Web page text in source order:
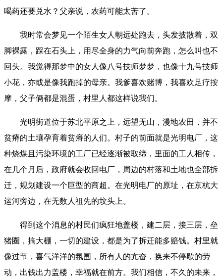
喝药还要兑水？父亲说，农药可能太苦了。
我时常会梦见一个陌生女人朝远处跑去，头发披散着，双
脚裸露，踩在石头上，用尽全身的力气向前奔跑，怎么叫也不
回头。我觉得那梦中的女人像八号技师梦梦，也像十九号技师
小花，亦或是像我跑掉的母亲。我爹喜欢赌博，我喜欢足疗按
摩，父子俩都是混蛋，村里人都这样说我们。
光明街道位于苏北平原之上，远望无山，漫地农田，并不
贫瘠的土壤孕育着贫瘠的人们。村子的前面就是光明电厂，这
种烧煤且污染环境的工厂已经逐渐被取缔，里面的工人相传，
在几个月后，政府就会收回电厂，周边的村落和土地也全部拆
迁，规划建设一个巨型的商超。在光明电厂的原址，在京杭大
运河旁边，在无数人祖先的坟头上。
得到这个消息的村民们疯狂地盖楼，建二层，接三层，垒
猪圈，搞大棚，一切的建设，都是为了拆迁能多赔钱。村里就
像过节，喜气洋洋的氛围，所有人的亢奋，换来不停歇的劳
动，出钱出力盖楼，幸福就在前方。我们相信，不久的未来，